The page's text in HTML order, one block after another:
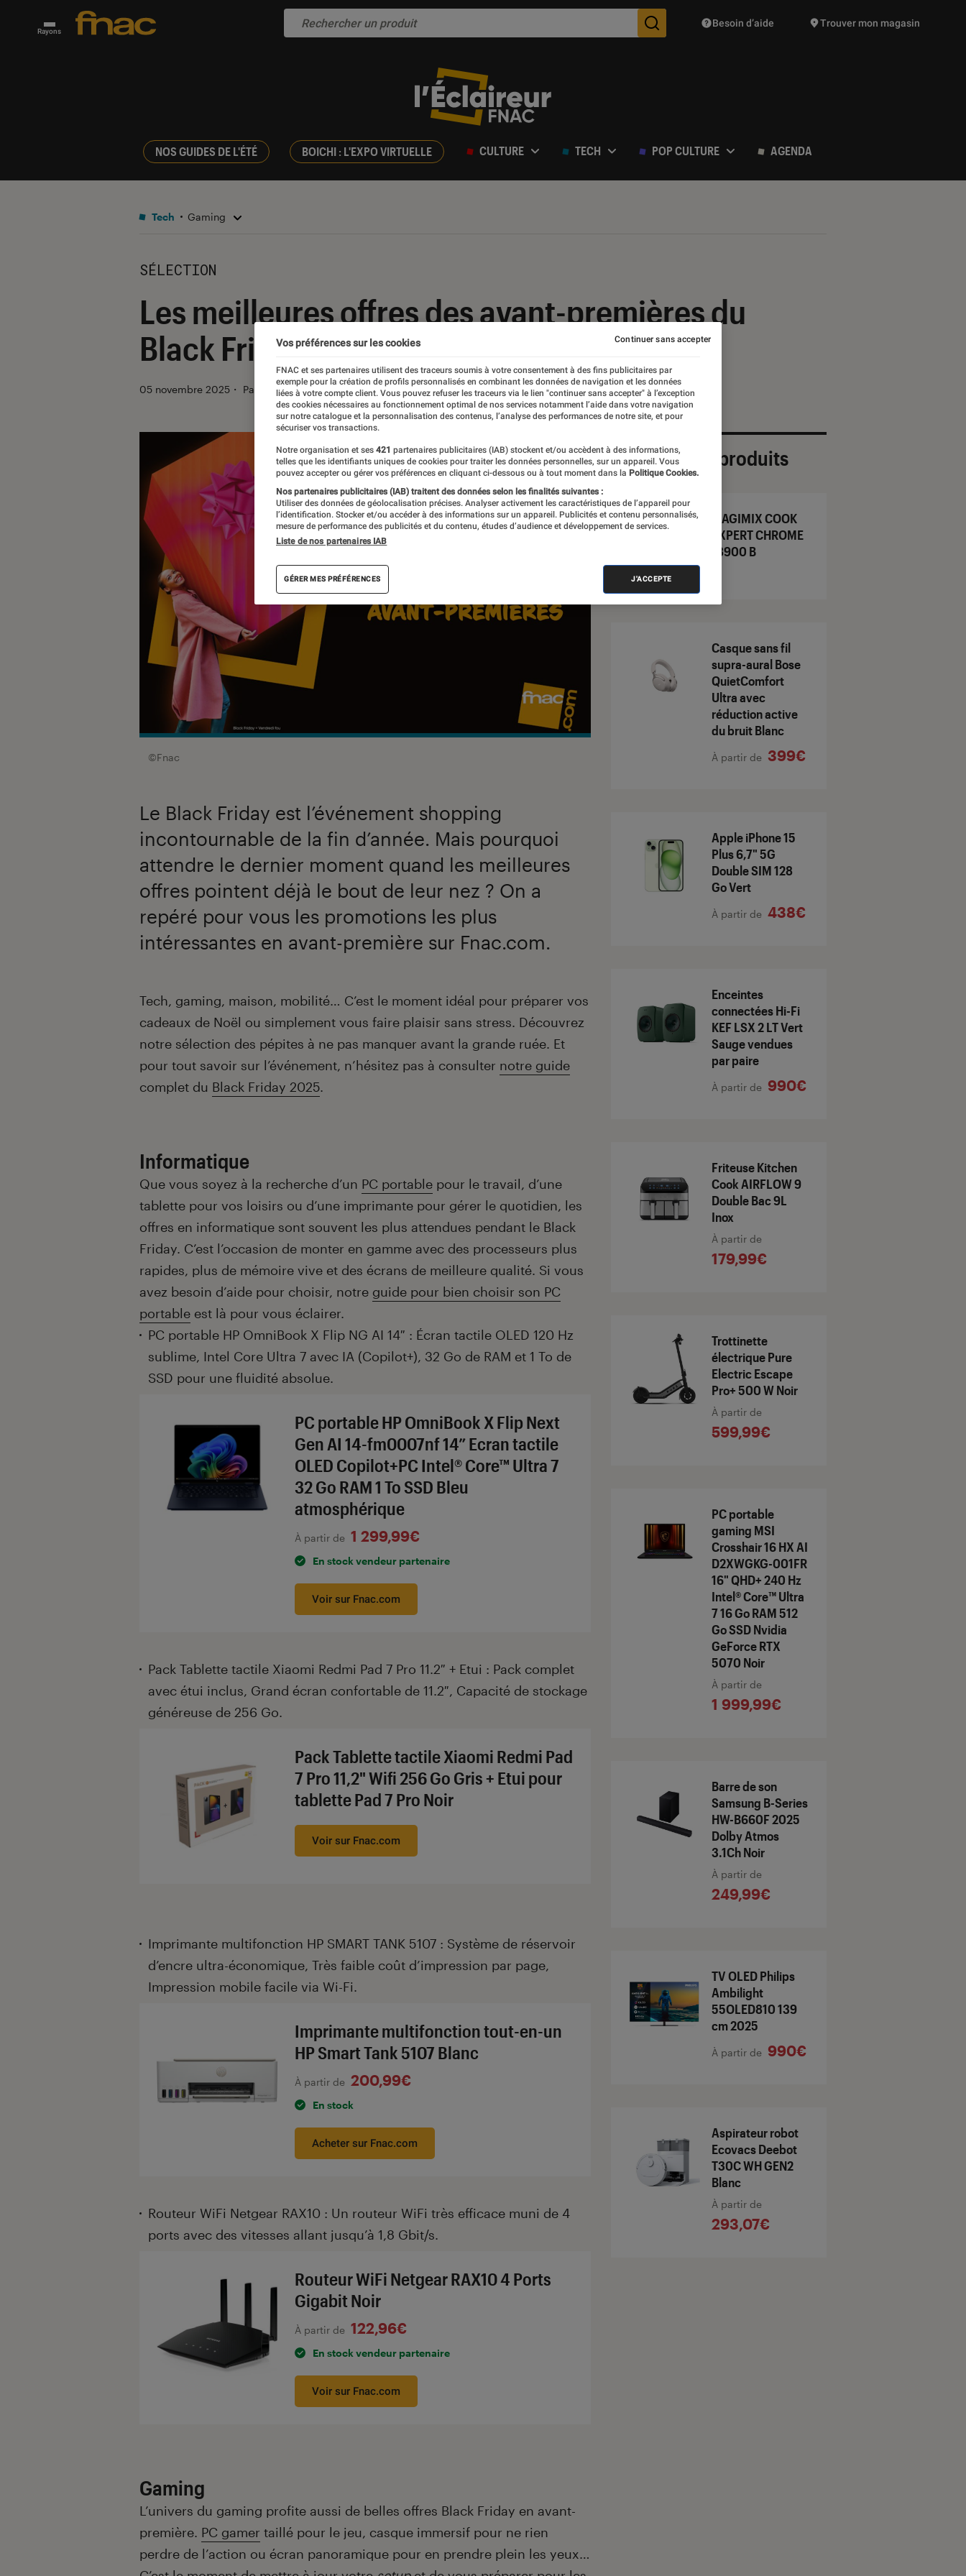
Rayons Des suggestions de produits vont vous être proposées
Besoin d’aide Trouver mon magasin
NOS GUIDES DE L'ÉTÉ BOICHI : L'EXPO VIRTUELLE CULTURE TECH POP CULTURE AGENDA
Tech Gaming
SÉLECTION
Les meilleures offres des avant-premières du
Black Friday
05 novembre 2025 ・ Par Milan Lebas
©Fnac
Le Black Friday est l’événement shopping
incontournable de la fin d’année. Mais pourquoi
attendre le dernier moment quand les meilleures
offres pointent déjà le bout de leur nez ? On a
repéré pour vous les promotions les plus
intéressantes en avant-première sur Fnac.com.
Introduction
Tech, gaming, maison, mobilité… C’est le moment idéal pour préparer vos
cadeaux de Noël ou simplement vous faire plaisir sans stress. Découvrez
notre sélection des pépites à ne pas manquer avant la grande ruée. Et
pour tout savoir sur l’événement, n’hésitez pas à consulter notre guide
complet du Black Friday 2025.
Informatique
Que vous soyez à la recherche d’un PC portable pour le travail, d’une
tablette pour vos loisirs ou d’une imprimante pour gérer le quotidien, les
offres en informatique sont souvent les plus attendues pendant le Black
Friday. C’est l’occasion de monter en gamme avec des processeurs plus
rapides, plus de mémoire vive et des écrans de meilleure qualité. Si vous
avez besoin d’aide pour choisir, notre guide pour bien choisir son PC
portable est là pour vous éclairer.
PC portable HP OmniBook X Flip NG AI 14″ : Écran tactile OLED 120 Hz
sublime, Intel Core Ultra 7 avec IA (Copilot+), 32 Go de RAM et 1 To de
SSD pour une fluidité absolue.
PC portable HP OmniBook X Flip Next
Gen AI 14-fm0007nf 14” Ecran tactile
OLED Copilot+PC Intel® Core™ Ultra 7
32 Go RAM 1 To SSD Bleu
atmosphérique
À partir de 1 299,99€
En stock vendeur partenaire
Voir sur Fnac.com
Pack Tablette tactile Xiaomi Redmi Pad 7 Pro 11.2″ + Etui : Pack complet
avec étui inclus, Grand écran confortable de 11.2″, Capacité de stockage
généreuse de 256 Go.
Pack Tablette tactile Xiaomi Redmi Pad
7 Pro 11,2" Wifi 256 Go Gris + Etui pour
tablette Pad 7 Pro Noir
Voir sur Fnac.com
Imprimante multifonction HP SMART TANK 5107 : Système de réservoir
d’encre ultra-économique, Très faible coût d’impression par page,
Impression mobile facile via Wi-Fi.
Imprimante multifonction tout-en-un
HP Smart Tank 5107 Blanc
À partir de 200,99€
En stock
Acheter sur Fnac.com
Routeur WiFi Netgear RAX10 : Un routeur WiFi très efficace muni de 4
ports avec des vitesses allant jusqu’à 1,8 Gbit/s.
Routeur WiFi Netgear RAX10 4 Ports
Gigabit Noir
À partir de 122,96€
En stock vendeur partenaire
Voir sur Fnac.com
Gaming
L’univers du gaming profite aussi de belles offres Black Friday en avant-
première. PC gamer taillé pour le jeu, casque immersif pour ne rien
perdre de l’action ou écran panoramique pour en prendre plein les yeux…
Sélection de produits
MAGIMIX COOK
EXPERT CHROME
18900 B
Casque sans fil
supra-aural Bose
QuietComfort
Ultra avec
réduction active
du bruit Blanc
À partir de 399€
Apple iPhone 15
Plus 6,7" 5G
Double SIM 128
Go Vert
À partir de 438€
Enceintes
connectées Hi-Fi
KEF LSX 2 LT Vert
Sauge vendues
par paire
À partir de 990€
Friteuse Kitchen
Cook AIRFLOW 9
Double Bac 9L
Inox
À partir de
179,99€
Trottinette
électrique Pure
Electric Escape
Pro+ 500 W Noir
À partir de
599,99€
PC portable
gaming MSI
Crosshair 16 HX AI
D2XWGKG-001FR
16" QHD+ 240 Hz
Intel® Core™ Ultra
7 16 Go RAM 512
Go SSD Nvidia
GeForce RTX
5070 Noir
À partir de
1 999,99€
Barre de son
Samsung B-Series
HW-B660F 2025
Dolby Atmos
3.1Ch Noir
À partir de
249,99€
TV OLED Philips
Ambilight
55OLED810 139
cm 2025
À partir de 990€
Aspirateur robot
Ecovacs Deebot
T30C WH GEN2
Blanc
À partir de
293,07€
Vos préférences sur les cookies
FNAC et ses partenaires utilisent des traceurs soumis à votre consentement à des fins publicitaires par
exemple pour la création de profils personnalisés en combinant les données de navigation et les données
liées à votre compte client. Vous pouvez refuser les traceurs via le lien "continuer sans accepter" à l’exception
des cookies nécessaires au fonctionnement optimal de nos services notamment l’aide dans votre navigation
sur notre catalogue et la personnalisation des contenus, l’analyse des performances de notre site, et pour
sécuriser vos transactions.
Notre organisation et ses 421 partenaires publicitaires (IAB) stockent et/ou accèdent à des informations,
telles que les identifiants uniques de cookies pour traiter les données personnelles, sur un appareil. Vous
pouvez accepter ou gérer vos préférences en cliquant ci-dessous ou à tout moment dans la Politique Cookies.
Nos partenaires publicitaires (IAB) traitent des données selon les finalités suivantes :
Utiliser des données de géolocalisation précises. Analyser activement les caractéristiques de l’appareil pour
l’identification. Stocker et/ou accéder à des informations sur un appareil. Publicités et contenu personnalisés,
mesure de performance des publicités et du contenu, études d’audience et développement de services.
Liste de nos partenaires IAB
GÉRER MES PRÉFÉRENCES J'ACCEPTE
Continuer sans accepter